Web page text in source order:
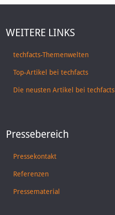
WEITERE LINKS
techfacts-Themenwelten
Top-Artikel bei techfacts
Die neusten Artikel bei techfacts
Pressebereich
Pressekontakt
Referenzen
Pressematerial